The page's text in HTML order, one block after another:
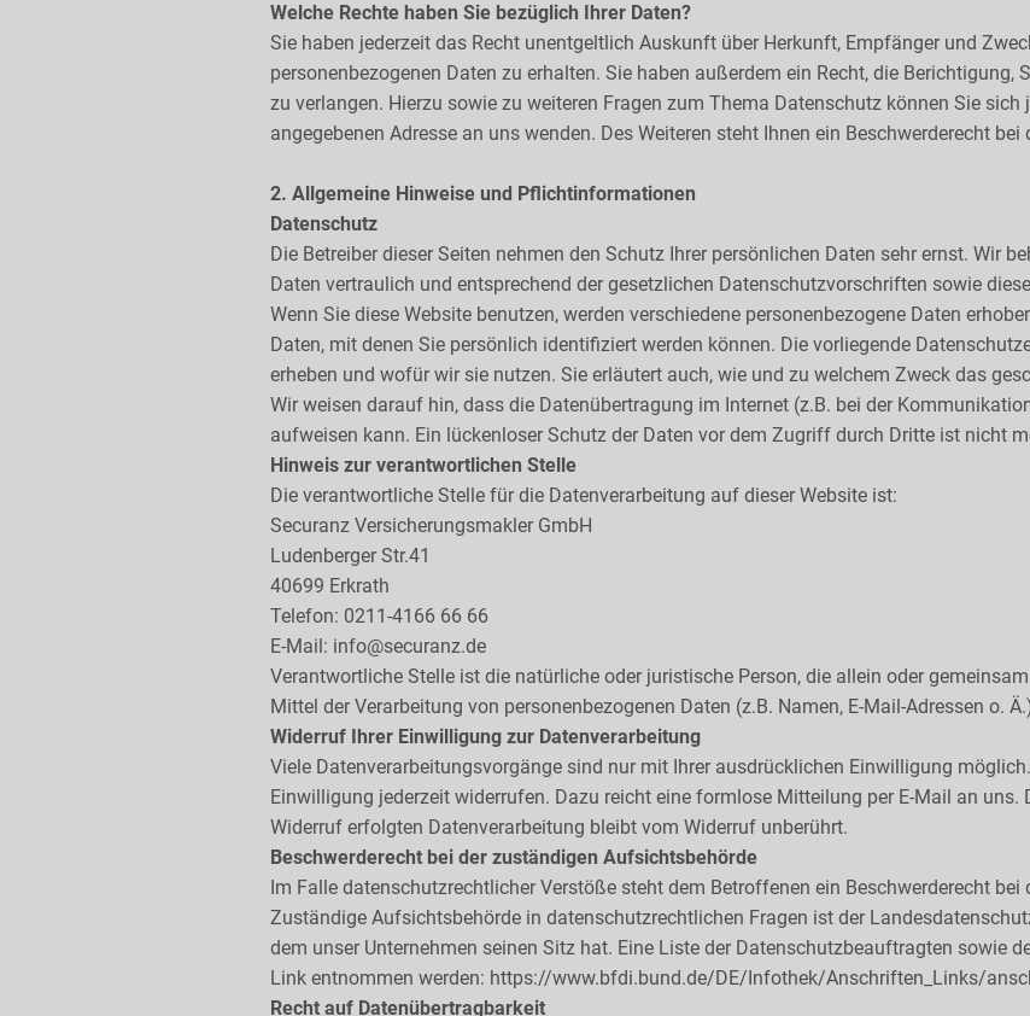
Welche Rechte haben Sie bezüglich Ihrer Daten?
Sie haben jederzeit das Recht unentgeltlich Auskunft über Herkunft, Empfänger und
personenbezogenen Daten zu erhalten. Sie haben außerdem ein Recht, die Berichtigung,
zu verlangen. Hierzu sowie zu weiteren Fragen zum Thema Datenschutz können Sie sich
angegebenen Adresse an uns wenden. Des Weiteren steht Ihnen ein Beschwerderecht
2. Allgemeine Hinweise und Pflichtinformationen
Datenschutz
Die Betreiber dieser Seiten nehmen den Schutz Ihrer persönlichen Daten sehr ernst. Wir
Daten vertraulich und entsprechend der gesetzlichen Datenschutzvorschriften sowie
Wenn Sie diese Website benutzen, werden verschiedene personenbezogene Daten
Daten, mit denen Sie persönlich identifiziert werden können. Die vorliegende
erheben und wofür wir sie nutzen. Sie erläutert auch, wie und zu welchem Zweck das
Wir weisen darauf hin, dass die Datenübertragung im Internet (z.B. bei der
aufweisen kann. Ein lückenloser Schutz der Daten vor dem Zugriff durch Dritte ist nicht
Hinweis zur verantwortlichen Stelle
Die verantwortliche Stelle für die Datenverarbeitung auf dieser Website ist:
Securanz Versicherungsmakler GmbH
Ludenberger Str.41
40699 Erkrath
Telefon: 0211-4166 66 66
E-Mail: info@securanz.de
Verantwortliche Stelle ist die natürliche oder juristische Person, die allein oder
Mittel der Verarbeitung von personenbezogenen Daten (z.B. Namen, E-Mail-Adressen o.
Widerruf Ihrer Einwilligung zur Datenverarbeitung
Viele Datenverarbeitungsvorgänge sind nur mit Ihrer ausdrücklichen Einwilligung
Einwilligung jederzeit widerrufen. Dazu reicht eine formlose Mitteilung per E-Mail an uns.
Widerruf erfolgten Datenverarbeitung bleibt vom Widerruf unberührt.
Beschwerderecht bei der zuständigen Aufsichtsbehörde
Im Falle datenschutzrechtlicher Verstöße steht dem Betroffenen ein Beschwerderecht
Zuständige Aufsichtsbehörde in datenschutzrechtlichen Fragen ist der
dem unser Unternehmen seinen Sitz hat. Eine Liste der Datenschutzbeauftragten sowie
Link entnommen werden: https://www.bfdi.bund.de/DE/Infothek/Anschriften_Links/
Recht auf Datenübertragbarkeit